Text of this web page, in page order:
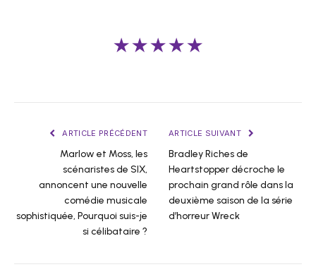
★★★★★
ARTICLE PRÉCÉDENT
Marlow et Moss, les
scénaristes de SIX,
annoncent une nouvelle
comédie musicale
sophistiquée, Pourquoi suis-je
si célibataire ?
ARTICLE SUIVANT
Bradley Riches de
Heartstopper décroche le
prochain grand rôle dans la
deuxième saison de la série
d’horreur Wreck